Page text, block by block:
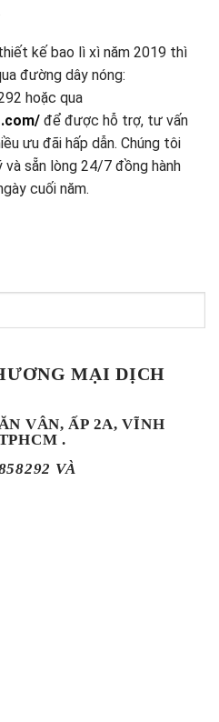
kế bao lì xì năm 2019 thì
đường dây nóng:
hoặc qua
để được hỗ trợ, tư vấn
ưu đãi hấp dẫn. Chúng tôi
và sẵn lòng 24/7 đồng hành
cuối năm.
MẠI DỊCH
VÂN, ẤP 2A, VĨNH
.
VÀ